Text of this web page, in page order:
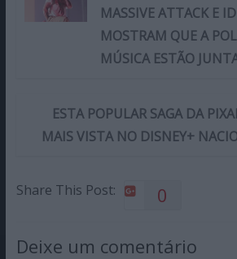
MASSIVE ATTACK E
MOSTRAM QUE A
MÚSICA ESTÃO
ESTA POPULAR SAGA DA
MAIS VISTA NO DISNEY+
Share This Post: 0
Deixe um comentário